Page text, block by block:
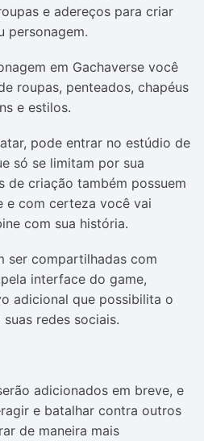
e adereços para criar
personagem.
em Gachaverse você
roupas, penteados, chapéus
e estilos.
pode entrar no estúdio de
só se limitam por sua
de criação também possuem
e com certeza você vai
com sua história.
ser compartilhadas com
interface do game,
adicional que possibilita o
redes sociais.
adicionados em breve, e
e batalhar contra outros
de maneira mais